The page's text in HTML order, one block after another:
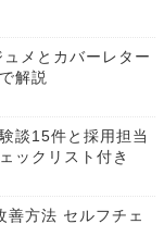
メとカバーレター
解説
談15件と採用担当
ックリスト付き
善方法 セルフチェ